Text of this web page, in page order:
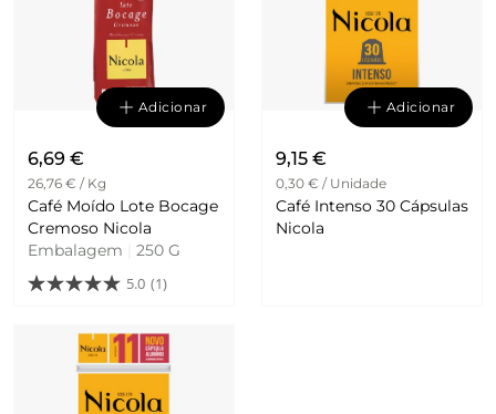
Adicionar
6,69 €
26,76 € / Kg
Café Moído Lote Bocage
Cremoso Nicola
Embalagem
250 G
5.0 (1)
Adicionar
9,15 €
0,30 € / Unidade
Café Intenso 30 Cápsulas
Nicola